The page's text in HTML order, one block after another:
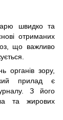
швидко та
отриманих
що важливо
органів зору,
прилад є
З його
та жирових